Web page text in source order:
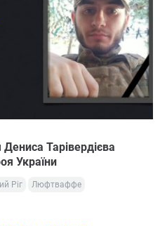
Дениса Тарівердієва
України
Ріг
Люфтваффе